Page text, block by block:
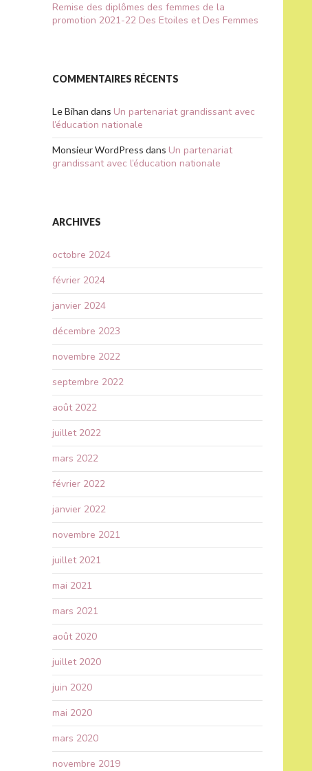
Remise des diplômes des femmes de la
promotion 2021-22 Des Etoiles et Des Femmes
COMMENTAIRES RÉCENTS
Le Bihan dans Un partenariat grandissant avec
l’éducation nationale
Monsieur WordPress dans Un partenariat
grandissant avec l’éducation nationale
ARCHIVES
octobre 2024
février 2024
janvier 2024
décembre 2023
novembre 2022
septembre 2022
août 2022
juillet 2022
mars 2022
février 2022
janvier 2022
novembre 2021
juillet 2021
mai 2021
mars 2021
août 2020
juillet 2020
juin 2020
mai 2020
mars 2020
novembre 2019